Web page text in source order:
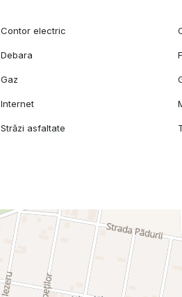
Contor electric
Debara
Gaz
Internet
Străzi asfaltate